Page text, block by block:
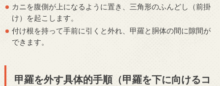
カニを腹側が上になるように置き、三角形のふんどし（前掛
け）を起こします。
付け根を持って手前に引くと外れ、甲羅と胴体の間に隙間が
できます。
甲羅を外す具体的手順（甲羅を下に向けるコ